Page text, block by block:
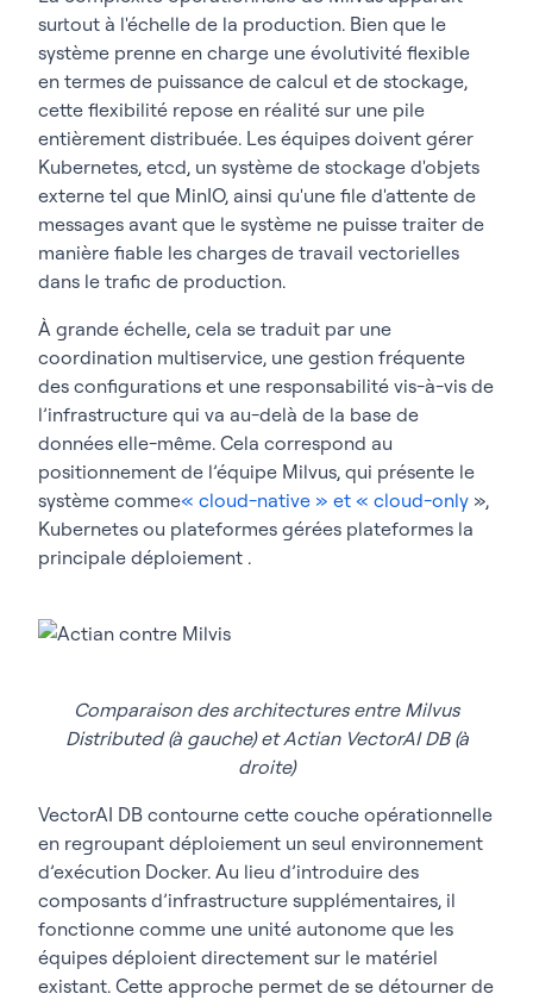
surtout à l'échelle de la production. Bien que le
système prenne en charge une évolutivité flexible
en termes de puissance de calcul et de stockage,
cette flexibilité repose en réalité sur une pile
entièrement distribuée. Les équipes doivent gérer
Kubernetes, etcd, un système de stockage d'objets
externe tel que MinIO, ainsi qu'une file d'attente de
messages avant que le système ne puisse traiter de
manière fiable les charges de travail vectorielles
dans le trafic de production.
À grande échelle, cela se traduit par une
coordination multiservice, une gestion fréquente
des configurations et une responsabilité vis-à-vis de
l’infrastructure qui va au-delà de la base de
données elle-même. Cela correspond au
positionnement de l’équipe Milvus, qui présente le
système comme« cloud-native » et « cloud-only »,
Kubernetes ou plateformes gérées plateformes la
principale déploiement .
Comparaison des architectures entre Milvus
Distributed (à gauche) et Actian VectorAI DB (à
droite)
VectorAI DB contourne cette couche opérationnelle
en regroupant déploiement un seul environnement
d’exécution Docker. Au lieu d’introduire des
composants d’infrastructure supplémentaires, il
fonctionne comme une unité autonome que les
équipes déploient directement sur le matériel
existant. Cette approche permet de se détourner de